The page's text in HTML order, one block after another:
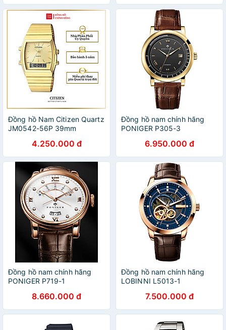
Đồng hồ Nam Citizen Quartz
JM0542-56P 39mm
4.250.000 đ
Đồng hồ nam chính hãng
PONIGER P305-3
6.950.000 đ
Đồng hồ nam chính hãng
PONIGER P719-1
8.660.000 đ
Đồng hồ nam chính hãng
LOBINNI L5013-1
7.500.000 đ